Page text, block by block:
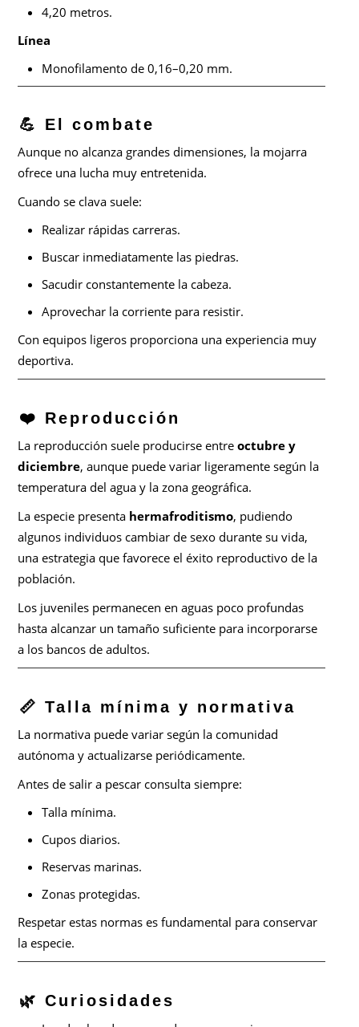
4,20 metros.
Línea
Monofilamento de 0,16–0,20 mm.
💪 El combate
Aunque no alcanza grandes dimensiones, la mojarra
ofrece una lucha muy entretenida.
Cuando se clava suele:
Realizar rápidas carreras.
Buscar inmediatamente las piedras.
Sacudir constantemente la cabeza.
Aprovechar la corriente para resistir.
Con equipos ligeros proporciona una experiencia muy
deportiva.
❤️ Reproducción
La reproducción suele producirse entreoctubre y
diciembre, aunque puede variar ligeramente según la
temperatura del agua y la zona geográfica.
La especie presenta hermafroditismo, pudiendo
algunos individuos cambiar de sexo durante su vida,
una estrategia que favorece el éxito reproductivo de la
población.
Los juveniles permanecen en aguas poco profundas
hasta alcanzar un tamaño suficiente para incorporarse
a los bancos de adultos.
📏 Talla mínima y normativa
La normativa puede variar según la comunidad
autónoma y actualizarse periódicamente.
Antes de salir a pescar consulta siempre:
Talla mínima.
Cupos diarios.
Reservas marinas.
Zonas protegidas.
Respetar estas normas es fundamental para conservar
la especie.
🌿 Curiosidades